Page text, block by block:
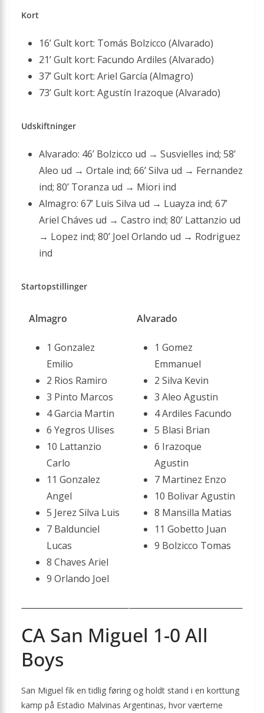
Kort
16’ Gult kort: Tomás Bolzicco (Alvarado)
21’ Gult kort: Facundo Ardiles (Alvarado)
37’ Gult kort: Ariel García (Almagro)
73’ Gult kort: Agustín Irazoque (Alvarado)
Udskiftninger
Alvarado: 46’ Bolzicco ud → Susvielles ind; 58’
Aleo ud → Ortale ind; 66’ Silva ud → Fernandez
ind; 80’ Toranza ud → Miori ind
Almagro: 67’ Luis Silva ud → Luayza ind; 67’
Ariel Cháves ud → Castro ind; 80’ Lattanzio ud
→ Lopez ind; 80’ Joel Orlando ud → Rodriguez
ind
Startopstillinger
Almagro
1 Gonzalez
Emilio
2 Rios Ramiro
3 Pinto Marcos
4 Garcia Martin
6 Yegros Ulises
10 Lattanzio
Carlo
11 Gonzalez
Angel
5 Jerez Silva Luis
7 Baldunciel
Lucas
8 Chaves Ariel
9 Orlando Joel
Alvarado
1 Gomez
Emmanuel
2 Silva Kevin
3 Aleo Agustin
4 Ardiles Facundo
5 Blasi Brian
6 Irazoque
Agustin
7 Martinez Enzo
10 Bolivar Agustin
8 Mansilla Matias
11 Gobetto Juan
9 Bolzicco Tomas
CA San Miguel 1-0 All
Boys
San Miguel fik en tidlig føring og holdt stand i en korttung
kamp på Estadio Malvinas Argentinas, hvor værterne